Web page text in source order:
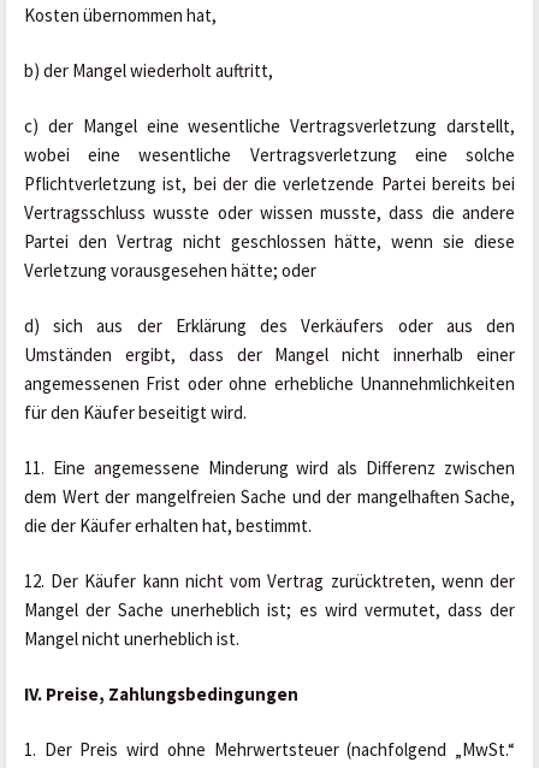
Kosten übernommen hat,
b) der Mangel wiederholt auftritt,
c) der Mangel eine wesentliche Vertragsverletzung darstellt,
wobei eine wesentliche Vertragsverletzung eine solche
Pflichtverletzung ist, bei der die verletzende Partei bereits bei
Vertragsschluss wusste oder wissen musste, dass die andere
Partei den Vertrag nicht geschlossen hätte, wenn sie diese
Verletzung vorausgesehen hätte; oder
d) sich aus der Erklärung des Verkäufers oder aus den
Umständen ergibt, dass der Mangel nicht innerhalb einer
angemessenen Frist oder ohne erhebliche Unannehmlichkeiten
für den Käufer beseitigt wird.
11. Eine angemessene Minderung wird als Differenz zwischen
dem Wert der mangelfreien Sache und der mangelhaften Sache,
die der Käufer erhalten hat, bestimmt.
12. Der Käufer kann nicht vom Vertrag zurücktreten, wenn der
Mangel der Sache unerheblich ist; es wird vermutet, dass der
Mangel nicht unerheblich ist.
IV. Preise, Zahlungsbedingungen
1. Der Preis wird ohne Mehrwertsteuer (nachfolgend „MwSt.“